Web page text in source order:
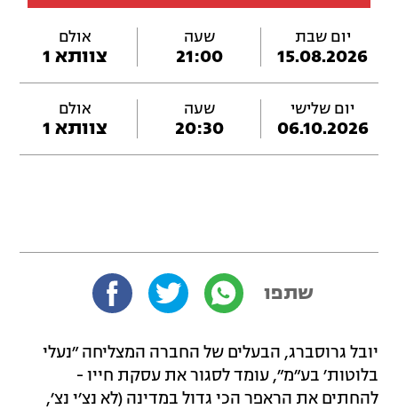
יום שבת
15.08.2026
שעה
21:00
אולם
צוותא 1
יום שלישי
06.10.2026
שעה
20:30
אולם
צוותא 1
שתפו
יובל גרוסברג, הבעלים של החברה המצליחה ״נעלי
בלוטות׳ בע״מ״, עומד לסגור את עסקת חייו -
להחתים את הראפר הכי גדול במדינה (לא נצ׳י נצ׳,